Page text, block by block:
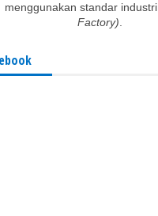
menggunakan standar industri
Factory).